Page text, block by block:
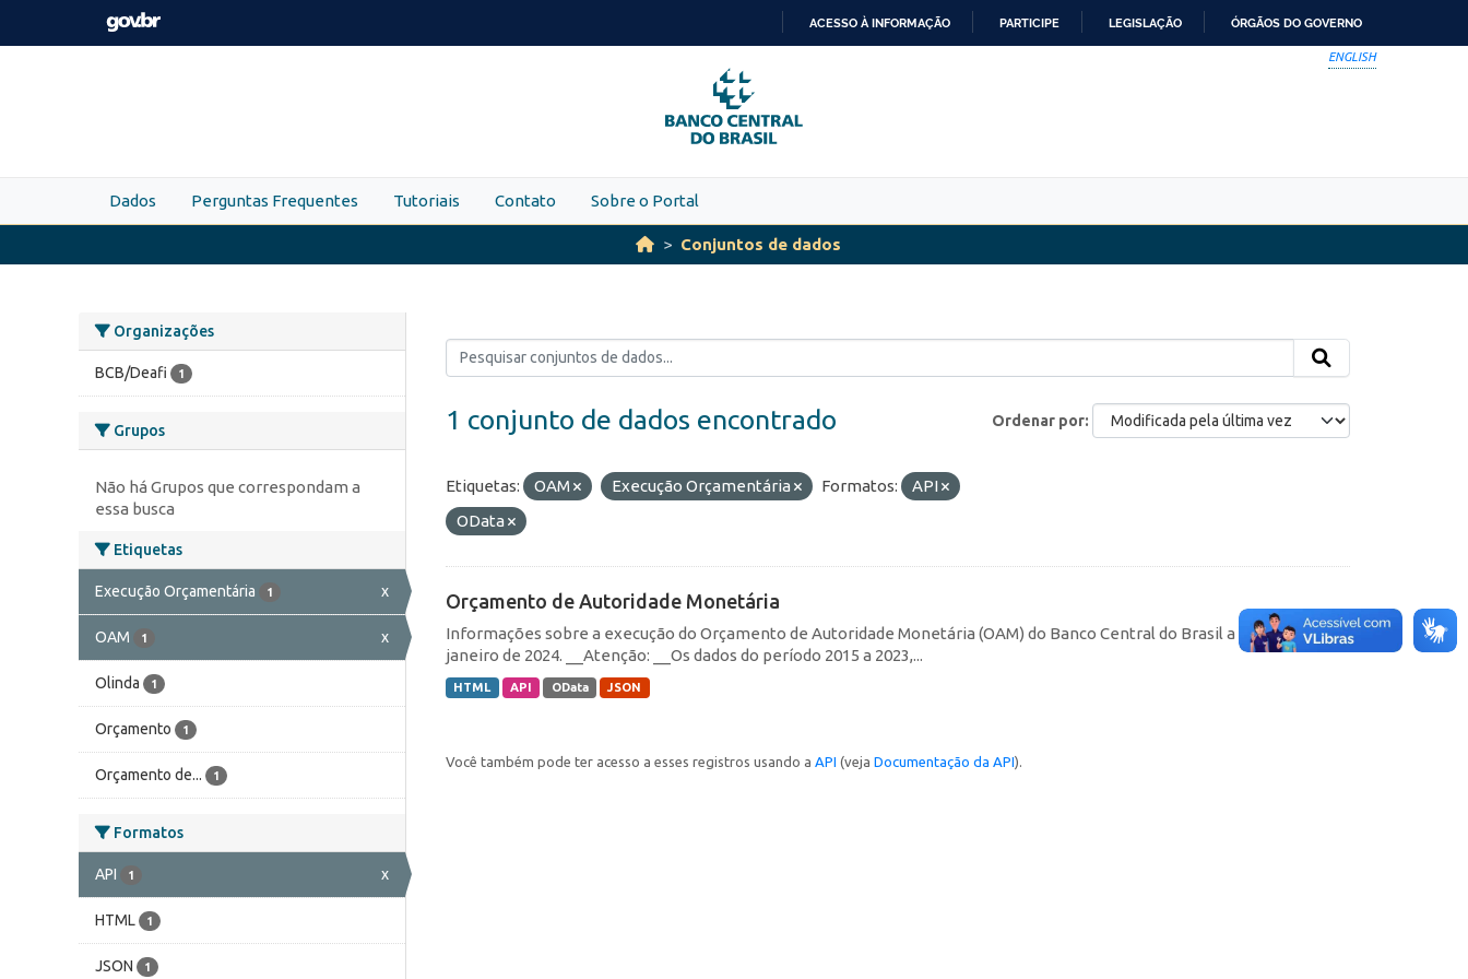
Skip to main content
PARA
O
CONTEÚDO
ACESSO À INFORMAÇÃO PARTICIPE LEGISLAÇÃO ÓRGÃOS DO GOVERNO
ENGLISH
Dados Perguntas Frequentes Tutoriais Contato Sobre o Portal
Conjuntos de dados
Organizações
BCB/Deafi 1
Grupos
Não há Grupos que correspondam a
essa busca
Etiquetas
Execução Orçamentária 1 x
OAM 1 x
Olinda 1
Orçamento 1
Orçamento de... 1
Formatos
API 1 x
HTML 1
JSON 1
Ordenar por
1 conjunto de dados encontrado
Etiquetas: OAM Execução Orçamentária Formatos:
API
OData
Orçamento de Autoridade Monetária
Informações sobre a execução do Orçamento de Autoridade Monetária (OAM) do Banco Central do Brasil a partir de
janeiro de 2024. __Atenção: __Os dados do período 2015 a 2023,...
HTML API OData JSON
Você também pode ter acesso a esses registros usando a API (veja Documentação da API).